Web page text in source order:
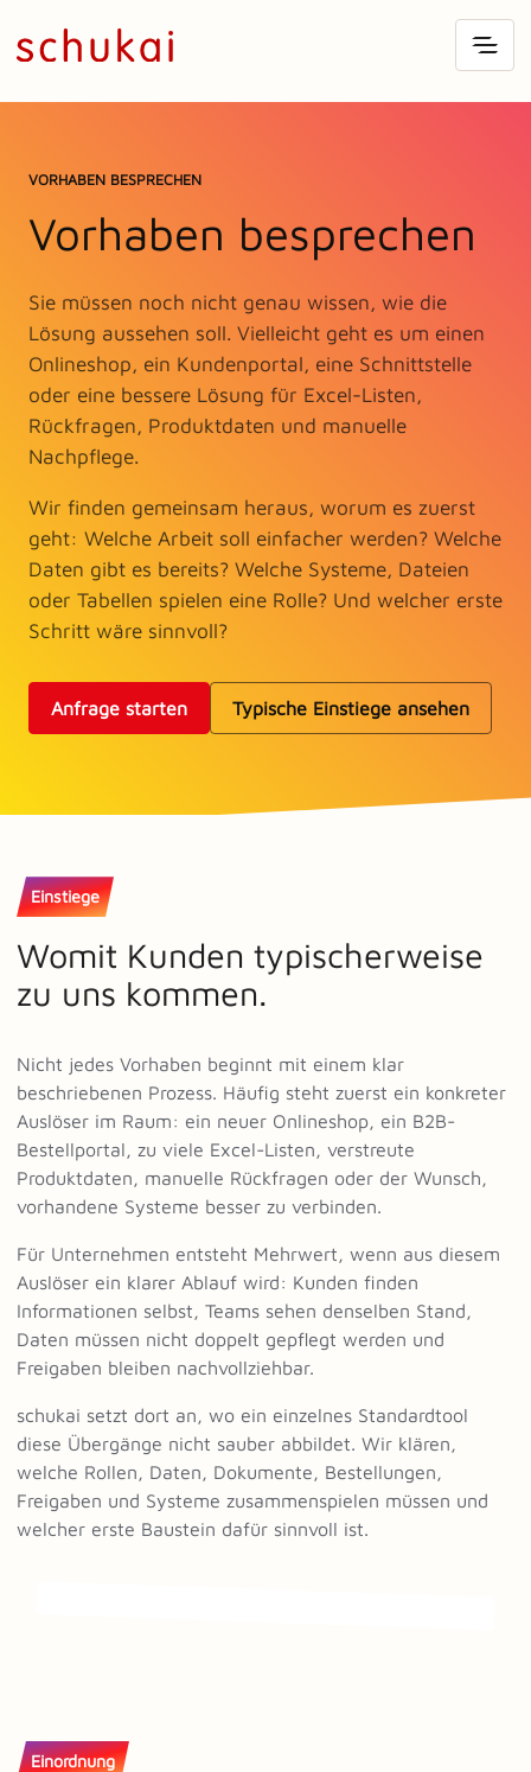
VORHABEN BESPRECHEN
Vorhaben besprechen
Sie müssen noch nicht genau wissen, wie die
Lösung aussehen soll. Vielleicht geht es um einen
Onlineshop, ein Kundenportal, eine Schnittstelle
oder eine bessere Lösung für Excel-Listen,
Rückfragen, Produktdaten und manuelle
Nachpflege.
Wir finden gemeinsam heraus, worum es zuerst
geht: Welche Arbeit soll einfacher werden? Welche
Daten gibt es bereits? Welche Systeme, Dateien
oder Tabellen spielen eine Rolle? Und welcher erste
Schritt wäre sinnvoll?
Anfrage starten Typische Einstiege ansehen
Einstiege
Womit Kunden typischerweise
zu uns kommen.
Nicht jedes Vorhaben beginnt mit einem klar
beschriebenen Prozess. Häufig steht zuerst ein konkreter
Auslöser im Raum: ein neuer Onlineshop, ein B2B-
Bestellportal, zu viele Excel-Listen, verstreute
Produktdaten, manuelle Rückfragen oder der Wunsch,
vorhandene Systeme besser zu verbinden.
Für Unternehmen entsteht Mehrwert, wenn aus diesem
Auslöser ein klarer Ablauf wird: Kunden finden
Informationen selbst, Teams sehen denselben Stand,
Daten müssen nicht doppelt gepflegt werden und
Freigaben bleiben nachvollziehbar.
schukai setzt dort an, wo ein einzelnes Standardtool
diese Übergänge nicht sauber abbildet. Wir klären,
welche Rollen, Daten, Dokumente, Bestellungen,
Freigaben und Systeme zusammenspielen müssen und
welcher erste Baustein dafür sinnvoll ist.
Einordnung